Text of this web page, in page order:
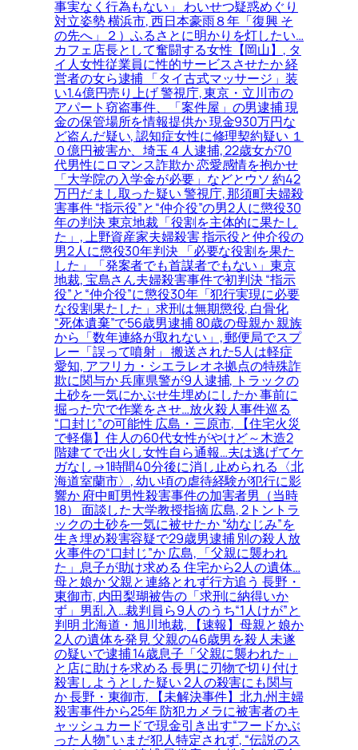
事実なく行為もない」 わいせつ疑惑めぐり
対立姿勢 横浜市, 西日本豪雨８年「復興 そ
の先へ」２）ふるさとに明かりを灯したい…
カフェ店長として奮闘する女性【岡山】, タ
イ人女性従業員に性的サービスさせたか 経
営者の女ら逮捕 「タイ古式マッサージ」装
い1.4億円売り上げ 警視庁, 東京・立川市の
アパート窃盗事件、「案件屋」の男逮捕 現
金の保管場所を情報提供か 現金930万円な
ど盗んだ疑い, 認知症女性に修理契約疑い １
０億円被害か、埼玉４人逮捕, 22歳女が70
代男性にロマンス詐欺か 恋愛感情を抱かせ
「大学院の入学金が必要」などとウソ 約42
万円だまし取った疑い 警視庁, 那須町夫婦殺
害事件 “指示役”と“仲介役”の男2人に懲役30
年の判決 東京地裁「役割を主体的に果たし
た」, 上野資産家夫婦殺害 指示役と仲介役の
男2人に懲役30年判決 「必要な役割を果た
した」「発案者でも首謀者でもない」東京
地裁, 宝島さん夫婦殺害事件で初判決 “指示
役”と“仲介役”に懲役30年「犯行実現に必要
な役割果たした」求刑は無期懲役, 白骨化
“死体遺棄”で56歳男逮捕 80歳の母親か 親族
から「数年連絡が取れない」, 郵便局でスプ
レー「誤って噴射」 搬送された5人は軽症
愛知, アフリカ・シエラレオネ拠点の特殊詐
欺に関与か 兵庫県警が9人逮捕, トラックの
土砂を一気にかぶせ生埋めにしたか 事前に
掘った穴で作業をさせ…放火殺人事件巡る
“口封じ”の可能性 広島・三原市, 【住宅火災
で軽傷】住人の60代女性がやけど～木造2
階建てで出火し女性自ら通報…夫は逃げてケ
ガなし→1時間40分後に消し止められる〈北
海道室蘭市〉, 幼い頃の虐待経験が犯行に影
響か 府中町男性殺害事件の加害者男（当時
18） 面談した大学教授指摘 広島, 2トントラ
ックの土砂を一気に被せたか “幼なじみ”を
生き埋め殺害容疑で29歳男逮捕 別の殺人放
火事件の“口封じ”か 広島, 「父親に襲われ
た」息子が助け求める 住宅から2人の遺体…
母と娘か 父親と連絡とれず行方追う 長野・
東御市, 内田梨瑚被告の「求刑に納得いか
ず」男乱入…裁判員ら9人のうち“1人けが”と
判明 北海道・旭川地裁, 【速報】母親と娘か
2人の遺体を発見 父親の46歳男を殺人未遂
の疑いで逮捕 14歳息子「父親に襲われた」
と店に助けを求める 長男に刃物で切り付け
殺害しようとした疑い 2人の殺害にも関与
か 長野・東御市, 【未解決事件】北九州主婦
殺害事件から25年 防犯カメラに被害者のキ
ャッシュカードで現金引き出す“フードかぶ
った人物” いまだ犯人特定されず, “伝説のス